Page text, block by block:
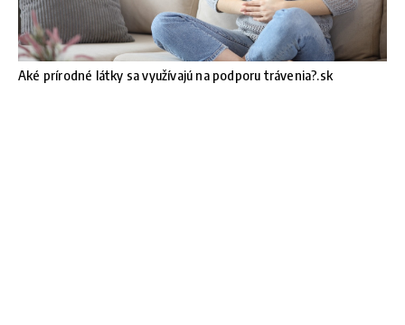
Aké prírodné látky sa využívajú na podporu trávenia?.sk